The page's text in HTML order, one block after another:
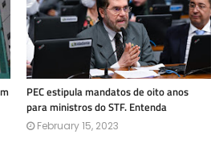
PEC estipula mandatos de oito anos
para ministros do STF. Entenda
February 15, 2023